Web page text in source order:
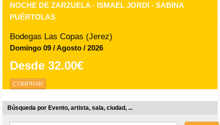
NOCHE DE ZARZUELA - ISMAEL JORDI - SABINA
PUÉRTOLAS
Bodegas Las Copas (Jerez)
Domingo 09 / Agosto / 2026
Desde 32.00€
COMPRAR
Búsqueda por Evento, artista, sala, ciudad, ...